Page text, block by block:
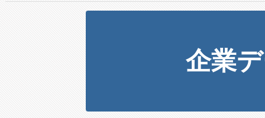
企業